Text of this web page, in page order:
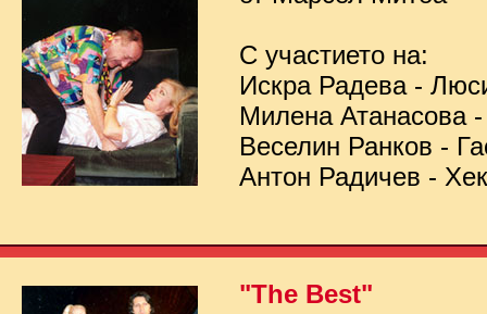
С участието на:
Искра Радева -
Милена Атанасова
Веселин Ранков -
Антон Радичев -
"The Best"